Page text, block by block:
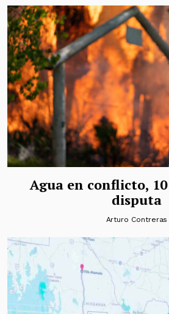
Agua en conflicto,
disputa
Arturo Contreras